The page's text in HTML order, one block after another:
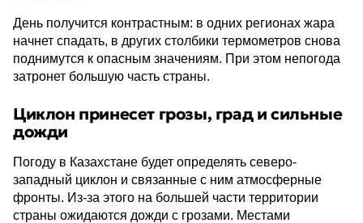
День получится контрастным: в одних регионах жара
начнет спадать, в других столбики термометров снова
поднимутся к опасным значениям. При этом непогода
затронет большую часть страны.
Циклон принесет грозы, град и сильные
дожди
Погоду в Казахстане будет определять северо-
западный циклон и связанные с ним атмосферные
фронты. Из-за этого на большей части территории
страны ожидаются дожди с грозами. Местами